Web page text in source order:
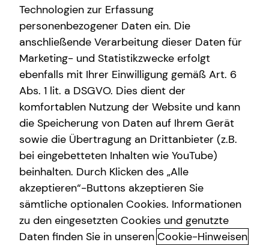
Finanzdienstleistungen AG
Erich-Maria-Remarque-Ring 22
49074 Osnabrück
Mobil: +49 (157) 53613183
E-Mail:vitali.lukarewski@tecis.de
Verantwortlicher im Sinne des § 18 Abs. 2
MStV
Vitali Lukarewski
Erich-Maria-Remarque-Ring 22
49074 Osnabrück
Erlaubnis nach § 34d GewO​
Technologien zur Erfassung
personenbezogener Daten ein. Die
anschließende Verarbeitung dieser Daten für
Marketing- und Statistikzwecke erfolgt
ebenfalls mit Ihrer Einwilligung gemäß Art. 6
Abs. 1 lit. a DSGVO. Dies dient der
komfortablen Nutzung der Website und kann
die Speicherung von Daten auf Ihrem Gerät
sowie die Übertragung an Drittanbieter (z.B.
bei eingebetteten Inhalten wie YouTube)
beinhalten. Durch Klicken des „Alle
akzeptieren“-Buttons akzeptieren Sie
sämtliche optionalen Cookies. Informationen
zu den eingesetzten Cookies und genutzte
Daten finden Sie in unseren Cookie-Hinweisen